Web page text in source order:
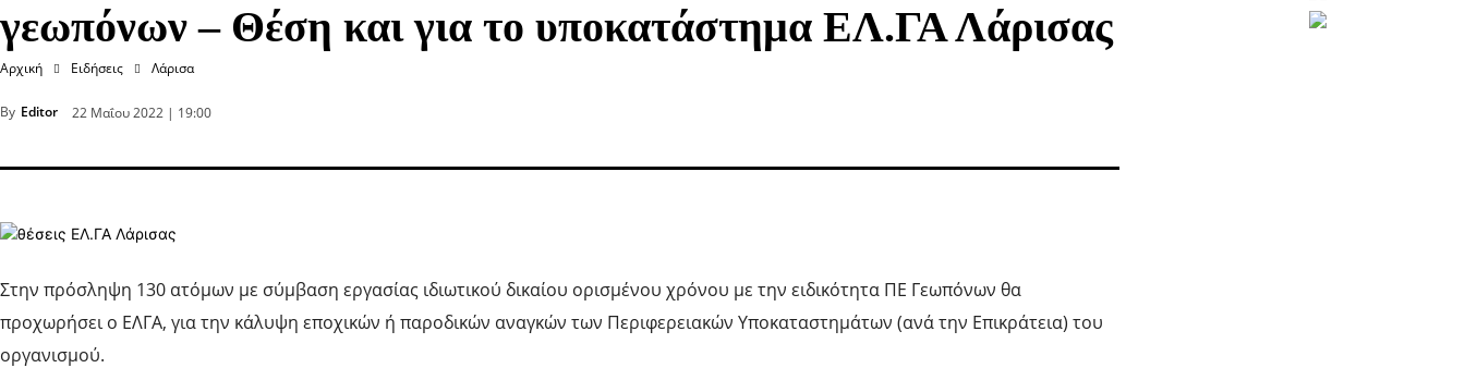
γεωπόνων – Θέση και για το υποκατάστημα ΕΛ.ΓΑ Λάρισας
Αρχική Ειδήσεις Λάρισα
By Editor 22 Μαΐου 2022 | 19:00
Στην πρόσληψη 130 ατόμων με σύμβαση εργασίας ιδιωτικού δικαίου ορισμένου χρόνου με την ειδικότητα ΠΕ Γεωπόνων θα
προχωρήσει ο ΕΛΓΑ, για την κάλυψη εποχικών ή παροδικών αναγκών των Περιφερειακών Υποκαταστημάτων (ανά την Επικράτεια) του
οργανισμού.